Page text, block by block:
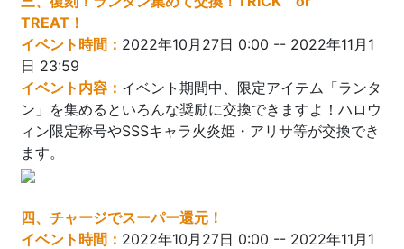
TREAT！
イベント時間： 2022年10月27日 0:00 -- 2022年11月1
日 23:59
イベント内容： イベント期間中、限定アイテム「ランタ
ン」を集めるといろんな奨励に交換できますよ！ハロウ
ィン限定称号やSSSキャラ火炎姫・アリサ等が交換でき
ます。
四、チャージでスーパー還元！
イベント時間： 2022年10月27日 0:00 -- 2022年11月1